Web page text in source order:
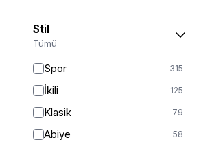
Pantolon 151
Etek 19
Stil
Tümü
Spor 315
İkili 125
Klasik 79
Abiye 58